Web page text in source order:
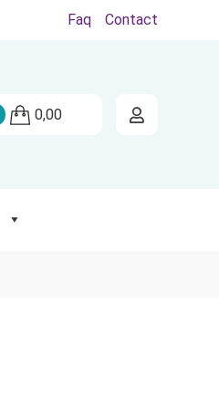
Faq Contact
0,00